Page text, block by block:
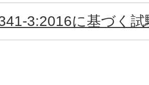
3:2016に基づく